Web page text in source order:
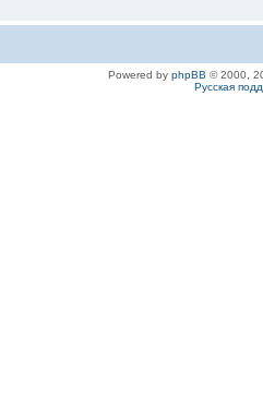
Powered by phpBB © 2000,
Русская